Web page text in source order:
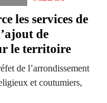
les services de
de
le territoire
de l’arrondissement
et coutumiers,